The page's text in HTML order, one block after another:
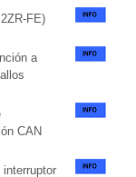
FE)
a
CAN